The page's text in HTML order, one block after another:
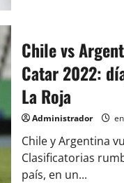
Me»
de
Adele
lleva
más
semanas
en
número
uno
Chile vs
Catar 2022:
La Roja
Administrador
Chile y Argentina
Clasificatorias
país, en un...